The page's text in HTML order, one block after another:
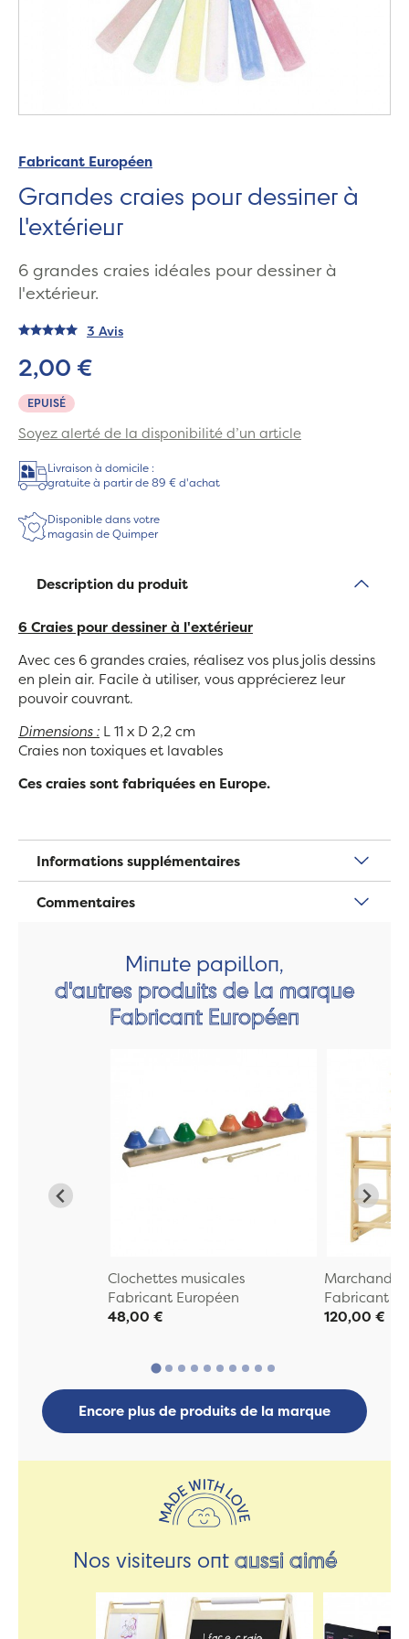
Fabricant Européen
Grandes craies pour dessiner à
l'extérieur
6 grandes craies idéales pour dessiner à
l'extérieur.
3 Avis
EPUISÉ
2,00 €
Soyez alerté de la disponibilité d’un article
Livraison à domicile :
gratuite à partir de 89 € d'achat
Disponible dans votre
magasin de Quimper
Description du produit
6 Craies pour dessiner à l'extérieur
Avec ces 6 grandes craies, réalisez vos plus jolis dessins
en plein air. Facile à utiliser, vous apprécierez leur
pouvoir couvrant.
Dimensions : L 11 x D 2,2 cm
Craies non toxiques et lavables
Ces craies sont fabriquées en Europe.
Informations supplémentaires
Commentaires
Minute papillon,
d'autres produits de la marque
Fabricant Européen
Clochettes musicales
Fabricant Européen
48,00 €
Marchande
Fabricant
120,00 €
Encore plus de produits de la marque
Nos visiteurs ontaussi aimé